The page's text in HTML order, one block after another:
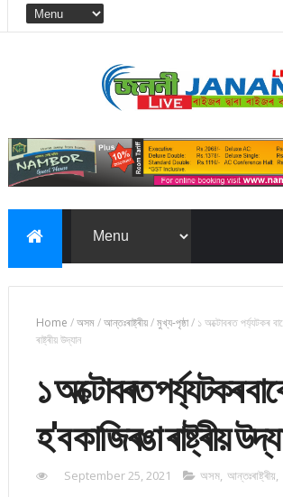
Home /অসম/আন্তঃৰাষ্ট্ৰীয়/মুখ্য-পৃষ্ঠা/ ১ অক্টোবৰত পৰ্য্যটকৰ
ৰাষ্ট্ৰীয় উদ্যান
১ অক্টোবৰত পৰ্য্যটকৰ
হ'ব কাজিৰঙা ৰাষ্ট্ৰীয়
September 25, 2021 অসম, আন্তঃৰাষ্ট্ৰীয়